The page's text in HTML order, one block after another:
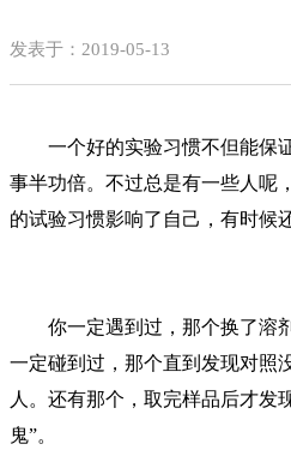
发表于：2019-05-13
一个好的实验习惯不但能保
事半功倍。不过总是有一些人呢
的试验习惯影响了自己，有时候
你一定遇到过，那个换了溶
一定碰到过，那个直到发现对照
人。还有那个，取完样品后才发
鬼”。